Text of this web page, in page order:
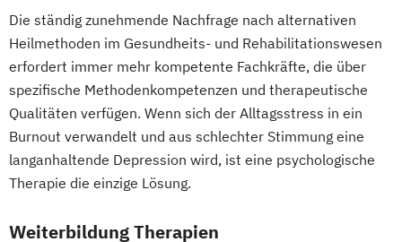
Ganzheitlicher Ernährungsberater
Geprüfter Ernährungsfachwirt
Geprüfter Fachwirt für Prävention und
Gesundheitsförderung (IHK)
Geprüfter Fachwirt im Betrieblichen
Gesundheitsmanagement
Gesundheitscoach
amtsärztliche Überprüfung
Gesundheitspädagoge/-in -
Gesundheitsberater/-in mit Fachrichtung
"Lebensmittelunverträglichkeiten"
Gewichtsmanagement
Grundlagen der Ernährungsmedizin
Grundlagen der Phytotherapie
Heilpflanzenkunde Heilpraktiker/-in
Pflanzenkunde in der Ernährung
Villingen-Schwenningen
Würzburg Zürich
Die ständig zunehmende Nachfrage nach alternativen
Heilmethoden im Gesundheits- und Rehabilitationswesen
erfordert immer mehr kompetente Fachkräfte, die über
spezifische Methodenkompetenzen und therapeutische
Qualitäten verfügen. Wenn sich der Alltagsstress in ein
Burnout verwandelt und aus schlechter Stimmung eine
langanhaltende Depression wird, ist eine psychologische
Therapie die einzige Lösung.
Weiterbildung Therapien